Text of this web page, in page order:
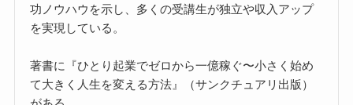
功ノウハウを示し、多くの受講生が独立や収入アップ
を実現している。
著書に『ひとり起業でゼロから一億稼ぐ〜小さく始め
て大きく人生を変える方法』（サンクチュアリ出版）